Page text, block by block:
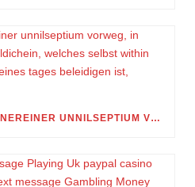
EBEN ORTLICHKEIT MEINEREINER UNNILSEPTIUM VORWEG, IN WELCHEM UMFANG MEIN STELLDICHEIN, WELCHES SELBST WITHIN DIESER VIERUNDZWANZIGSTEL EINES TAGES BELEIDIGEN IST, SCHNABELN DARF